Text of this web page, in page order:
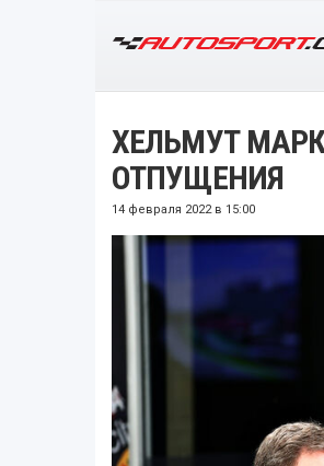
ХЕЛЬМУТ
ОТПУЩЕНИЯ
14 февраля 2022 в 15:00